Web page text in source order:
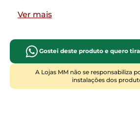
revestidos em tecido Couríssimo,
americana, espaço gourmet ou home
possibilidades de combinação são
torna perfeita para receber família e
forma agradável e aconchegante,
sobriedade e requinte que possui.
Ver mais
Gostei deste produto e quero
A Lojas MM não se responsabiliza
instalações dos